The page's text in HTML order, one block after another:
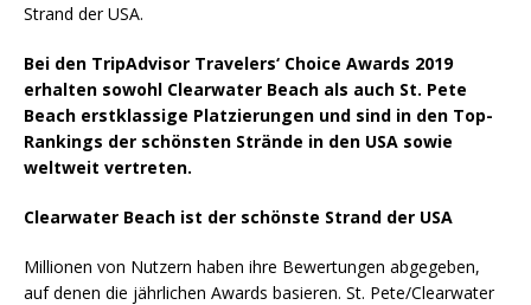
Strand der USA.
Bei den TripAdvisor Travelers‘ Choice Awards 2019
erhalten sowohl Clearwater Beach als auch St. Pete
Beach erstklassige Platzierungen und sind in den Top-
Rankings der schönsten Strände in den USA sowie
weltweit vertreten.
Clearwater Beach ist der schönste Strand der USA
Millionen von Nutzern haben ihre Bewertungen abgegeben,
auf denen die jährlichen Awards basieren. St. Pete/Clearwater